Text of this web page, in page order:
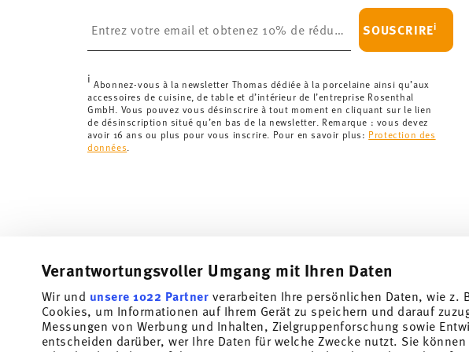
Verantwortungsvoller Umgang mit Ihren Daten
Wir und unsere 1022 Partner verarbeiten Ihre persönlichen Daten, wie z.
Cookies, um Informationen auf Ihrem Gerät zu speichern und darauf
Messungen von Werbung und Inhalten, Zielgruppenforschung sowie
entscheiden darüber, wer Ihre Daten für welche Zwecke nutzt. Sie
Suisse :Les livraisons en Suisse sont gratuites à partir de 69,90 CHF. Pour
inférieure à 69,90 CHF, les frais de livraison s'élèvent à 36,90 CHF.
Délai de livraison en France :5-7 jours ouvrables pour les articles en
les délais de livraison vers d'autres paysici .
Retours :Pour les retours, veuillez utiliser notreservice de retour.
SOUSCRIREi
i Abonnez-vous à la newsletter Thomas dédiée à la porcelaine ainsi qu’aux
accessoires de cuisine, de table et d’intérieur de l’entreprise Rosenthal
GmbH. Vous pouvez vous désinscrire à tout moment en cliquant sur le lien
de désinscription situé qu’en bas de la newsletter. Remarque : vous devez
avoir 16 ans ou plus pour vous inscrire. Pour en savoir plus: Protection des
données